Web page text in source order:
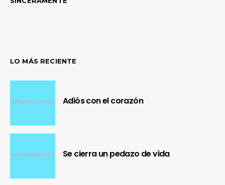
LO MÁS RECIENTE
Adiós con el corazón
Se cierra un pedazo de vida